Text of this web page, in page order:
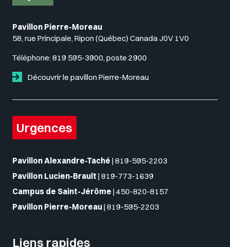
Pavillon Pierre-Moreau
58, rue Principale, Ripon (Québec) Canada J0V 1V0
Téléphone: 819 595-3900, poste 2900
Découvrir le pavillon Pierre-Moreau
Urgences
Pavillon Alexandre-Taché | 819-595-2203
Pavillon Lucien-Brault | 819-773-1639
Campus de Saint-Jérôme | 450-820-8157
Pavillon Pierre-Moreau| 819-595-2203
Liens rapides